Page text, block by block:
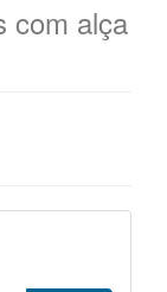
com alça